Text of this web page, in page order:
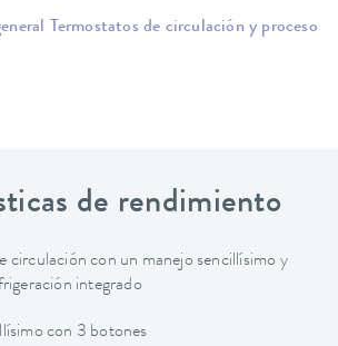
Termostatos de circulación y proceso
de rendimiento
circulación con un manejo sencillísimo y
integrado
con 3 botones